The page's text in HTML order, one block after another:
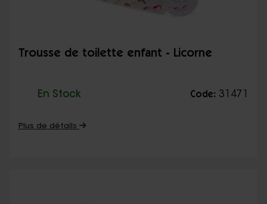
Trousse de toilette enfant - Licorne
En Stock Code: 31471
Plus de détails